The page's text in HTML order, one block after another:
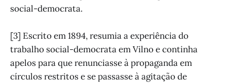
social-democrata.
[3] Escrito em 1894, resumia a experiência do
trabalho social-democrata em Vilno e continha
apelos para que renunciasse à propaganda em
círculos restritos e se passasse à agitação de